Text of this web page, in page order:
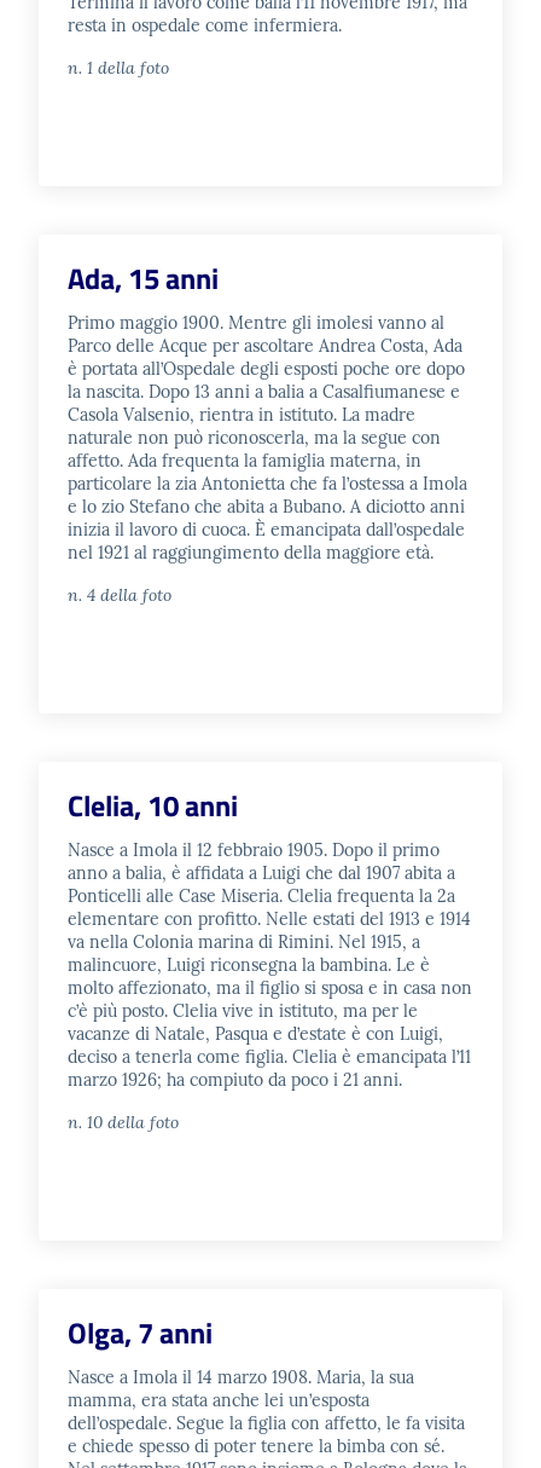
Chiedi al
bibliotecario
resta in ospedale come infermiera.
n. 1 della foto
Ada, 15 anni
Primo maggio 1900. Mentre gli imolesi vanno al
Parco delle Acque per ascoltare Andrea Costa, Ada
è portata all’Ospedale degli esposti poche ore dopo
la nascita. Dopo 13 anni a balia a Casalfiumanese e
Casola Valsenio, rientra in istituto. La madre
naturale non può riconoscerla, ma la segue con
affetto. Ada frequenta la famiglia materna, in
particolare la zia Antonietta che fa l’ostessa a Imola
e lo zio Stefano che abita a Bubano. A diciotto anni
inizia il lavoro di cuoca. È emancipata dall’ospedale
nel 1921 al raggiungimento della maggiore età.
n. 4 della foto
Clelia, 10 anni
Nasce a Imola il 12 febbraio 1905. Dopo il primo
anno a balia, è affidata a Luigi che dal 1907 abita a
Ponticelli alle Case Miseria. Clelia frequenta la 2a
elementare con profitto. Nelle estati del 1913 e 1914
va nella Colonia marina di Rimini. Nel 1915, a
malincuore, Luigi riconsegna la bambina. Le è
molto affezionato, ma il figlio si sposa e in casa non
c’è più posto. Clelia vive in istituto, ma per le
vacanze di Natale, Pasqua e d’estate è con Luigi,
deciso a tenerla come figlia. Clelia è emancipata l’11
marzo 1926; ha compiuto da poco i 21 anni.
n. 10 della foto
Olga, 7 anni
Nasce a Imola il 14 marzo 1908. Maria, la sua
mamma, era stata anche lei un’esposta
dell’ospedale. Segue la figlia con affetto, le fa visita
e chiede spesso di poter tenere la bimba con sé.